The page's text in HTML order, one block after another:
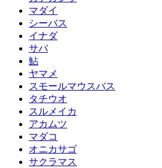
マダイ
シーバス
イナダ
サバ
鮎
ヤマメ
スモールマウスバス
タチウオ
スルメイカ
アカムツ
マダコ
オニカサゴ
サクラマス